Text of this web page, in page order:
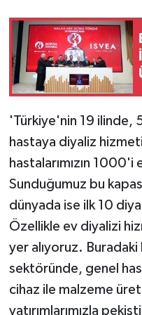
'Türkiye'nin 19 ilinde,
hastaya diyaliz
hastalarımızın
Sunduğumuz bu
dünyada ise ilk 10
Özellikle ev diyalizi
yer alıyoruz.
sektöründe, genel
cihaz ile malzeme
yatırımlarımızla